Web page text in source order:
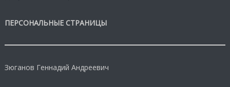
ПЕРСОНАЛЬНЫЕ СТРАНИЦЫ
Зюганов Геннадий Андреевич